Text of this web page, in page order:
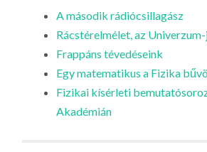
A második rádiócsillagász
Rácstérelmélet, az
Frappáns tévedéseink
Egy matematikus a Fizika
Fizikai kísérleti
Akadémián